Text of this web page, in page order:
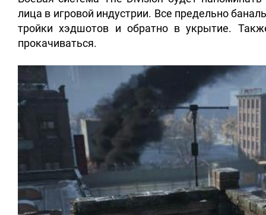
лица в игровой индустрии. Все предельно
тройки хэдшотов и обратно в укрытие.
прокачиваться.